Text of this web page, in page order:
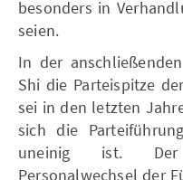
besonders in
seien.
In der
Shi die Parteispitze
sei in den letzten
sich die
uneinig ist. Der
Personalwechsel der